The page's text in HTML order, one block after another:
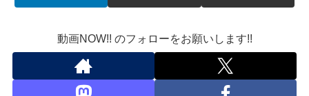
動画NOW!! のフォローをお願いします!!